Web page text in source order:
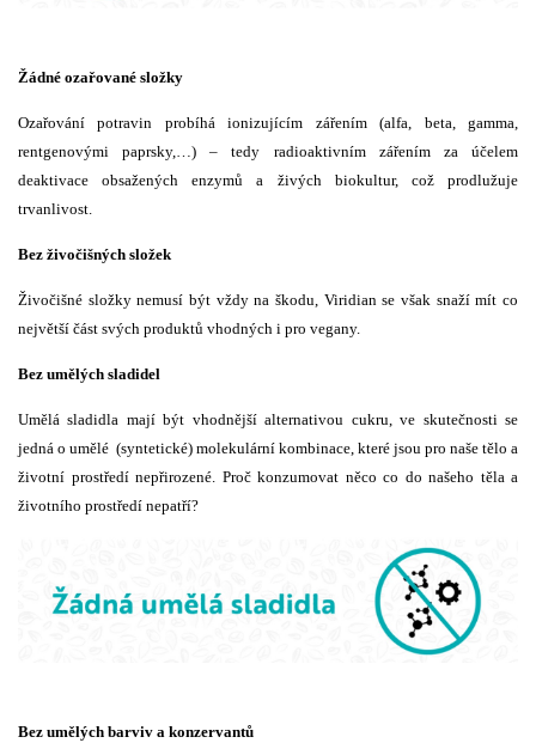
Žádné ozařované složky
Ozařování potravin probíhá ionizujícím zářením (alfa, beta, gamma,
rentgenovými paprsky,…) – tedy radioaktivním zářením za účelem
deaktivace obsažených enzymů a živých biokultur, což prodlužuje
trvanlivost.
Bez živočišných složek
Živočišné složky nemusí být vždy na škodu, Viridian se však snaží mít co
největší část svých produktů vhodných i pro vegany.
Bez umělých sladidel
Umělá sladidla mají být vhodnější alternativou cukru, ve skutečnosti se
jedná o umělé (syntetické) molekulární kombinace, které jsou pro naše tělo a
životní prostředí nepřirozené. Proč konzumovat něco co do našeho těla a
životního prostředí nepatří?
Bez umělých barviv a konzervantů